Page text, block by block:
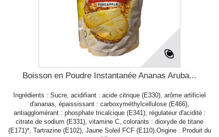
Boisson en Poudre Instantanée Ananas Aruba...
Ingrédients : Sucre, acidifiant : acide citrique (E330), arôme artificiel
d'ananas, épaississant : carboxyméthylcellulose (E466),
antiagglomérant : phosphate tricalcique (E341), régulateur d'acidité :
citrate de sodium (E331), vitamine C, colorants : dioxyde de titane
(E171)*, Tartrazine (E102), Jaune Soleil FCF (E110).Origine : Produit du